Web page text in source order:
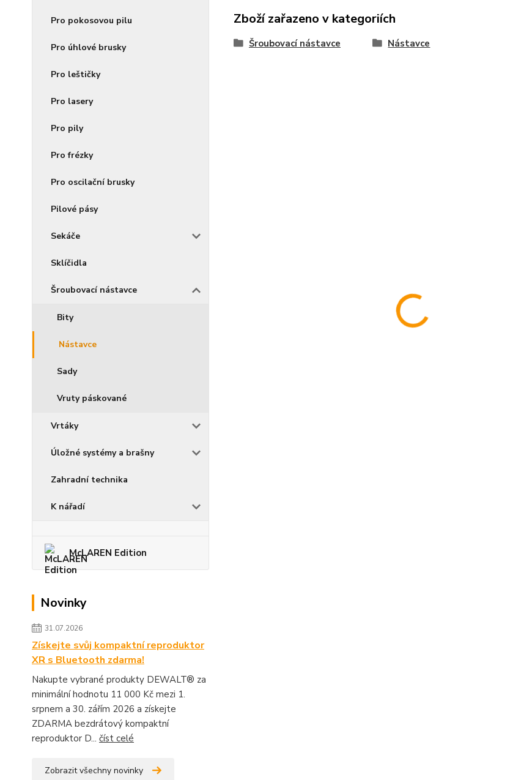
Pro pokosovou pilu
Pro úhlové brusky
Pro leštičky
Pro lasery
Pro pily
Pro frézky
Pro oscilační brusky
Pilové pásy
Sekáče
Sklíčidla
Šroubovací nástavce
Bity
Nástavce
Sady
Vruty páskované
Vrtáky
Úložné systémy a brašny
Zahradní technika
K nářadí
McLAREN Edition
Novinky
31.07.2026
Získejte svůj kompaktní reproduktor
XR s Bluetooth zdarma!
Nakupte vybrané produkty DEWALT® za
minimální hodnotu 11 000 Kč mezi 1.
srpnem a 30. zářím 2026 a získejte
ZDARMA bezdrátový kompaktní
reproduktor D... číst celé
Zobrazit všechny novinky
Zboží zařazeno v kategoriích
Šroubovací nástavce Nástavce